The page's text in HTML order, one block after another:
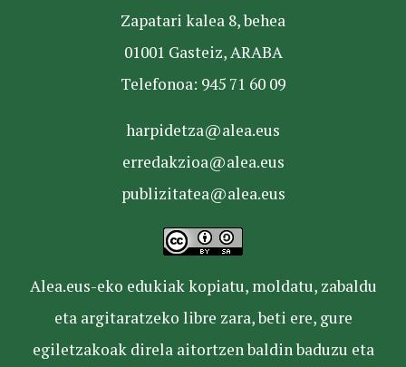
Zapatari kalea 8, behea
01001 Gasteiz, ARABA
Telefonoa: 945 71 60 09
harpidetza@alea.eus
erredakzioa@alea.eus
publizitatea@alea.eus
Alea.eus-eko edukiak kopiatu, moldatu, zabaldu
eta argitaratzeko libre zara, beti ere, gure
egiletzakoak direla aitortzen baldin baduzu eta